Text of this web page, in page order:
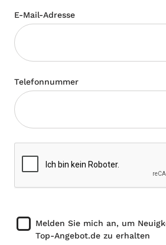
E-Mail-Adresse
Telefonnummer
Melden Sie mich an, um
Top-Angebot.de zu erhalten